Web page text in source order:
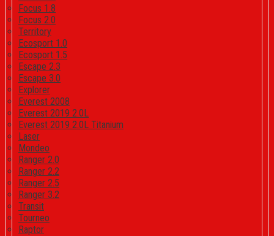
Focus 1.8
Focus 2.0
Territory
Ecosport 1.0
Ecosport 1.5
Escape 2.3
Escape 3.0
Explorer
Everest 2008
Everest 2019 2.0L
Everest 2019 2.0L Titanium
Laser
Mondeo
Ranger 2.0
Ranger 2.2
Ranger 2.5
Ranger 3.2
Transit
Tourneo
Raptor